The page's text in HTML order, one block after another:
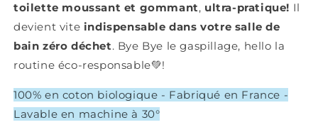
toilette moussant et gommant, ultra-pratique! Il
devient vite indispensable dans votre salle de
bain zéro déchet. Bye Bye le gaspillage, hello la
routine éco-responsable💚!
100% en coton biologique - Fabriqué en France -
Lavable en machine à 30°